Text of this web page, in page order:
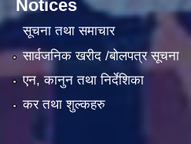
Notices
सूचना तथा समाचार
सार्वजनिक खरीद /बोलपत्र सूचना
एन, कानुन तथा निर्देशिका
कर तथा शुल्कहरु